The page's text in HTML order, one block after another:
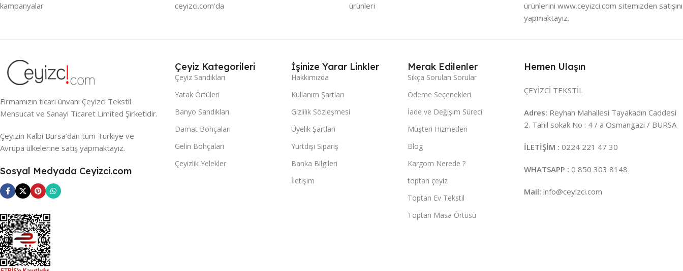
kampanyalar
ceyizci.com'da
ürünleri
ürünlerini www.ceyizci.com sitemizden satışını
yapmaktayız.
Firmamızın ticari ünvanı Çeyizci Tekstil
Mensucat ve Sanayi Ticaret Limited Şirketidir.
Çeyizin Kalbi Bursa’dan tüm Türkiye ve
Avrupa ülkelerine satış yapmaktayız.
Sosyal Medyada Ceyizci.com
Çeyiz Kategorileri
Çeyiz Sandıkları
Yatak Örtüleri
Banyo Sandıkları
Damat Bohçaları
Gelin Bohçaları
Çeyizlik Yelekler
İşinize Yarar Linkler
Hakkımızda
Kullanım Şartları
Gizlilik Sözleşmesi
Üyelik Şartları
Yurtdışı Sipariş
Banka Bilgileri
İletişim
Merak Edilenler
Sıkça Sorulan Sorular
Ödeme Seçenekleri
İade ve Değişim Süreci
Müşteri Hizmetleri
Blog
Kargom Nerede ?
toptan çeyiz
Toptan Ev Tekstil
Toptan Masa Örtüsü
Hemen Ulaşın
ÇEYİZCİ TEKSTİL
Adres: Reyhan Mahallesi Tayakadın Caddesi
2. Tahıl sokak No : 4 / a Osmangazi / BURSA
İLETİŞİM : 0224 221 47 30
WHATSAPP : 0 850 303 8148
Mail: info@ceyizci.com